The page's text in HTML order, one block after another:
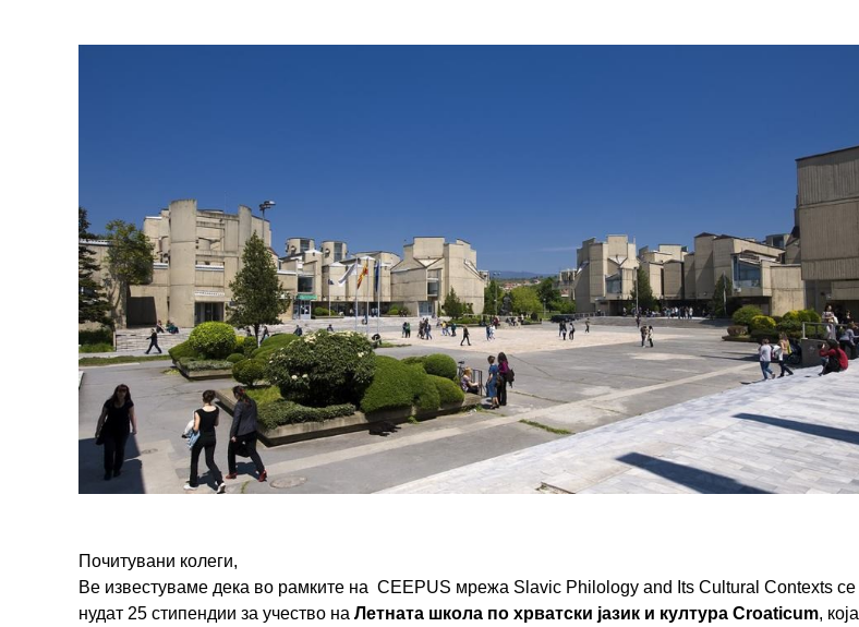
Почитувани колеги,
Ве известуваме дека во рамките на CEEPUS мрежа Slavic Philology and Its Cultural Contexts се
нудат 25 стипендии за учество на Летната школа по хрватски јазик и култура Croaticum, која